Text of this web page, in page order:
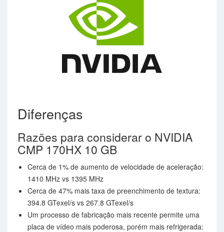
Diferenças
Razões para considerar o NVIDIA
CMP 170HX 10 GB
Cerca de 1% de aumento de velocidade de aceleração:
1410 MHz vs 1395 MHz
Cerca de 47% mais taxa de preenchimento de textura:
394.8 GTexel/s vs 267.8 GTexel/s
Um processo de fabricação mais recente permite uma
placa de vídeo mais poderosa, porém mais refrigerada: